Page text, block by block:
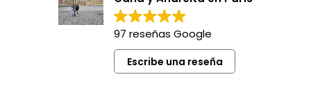
97 reseñas Google
Escribe una reseña